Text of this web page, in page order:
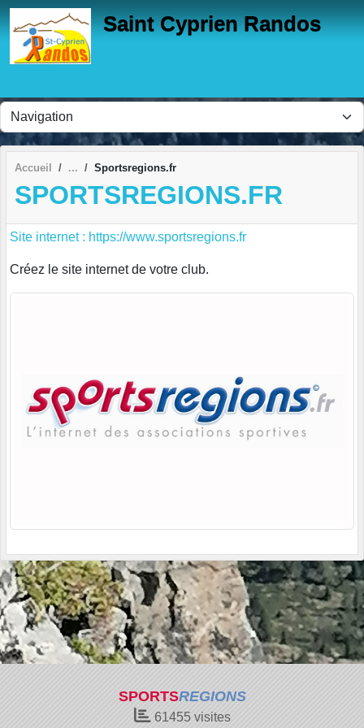
Saint Cyprien Randos
Accueil Sportsregions.fr
SPORTSREGIONS.FR
Site internet : https://www.sportsregions.fr
Créez le site internet de votre club.
SPORTSREGIONS
61455visites
Panneau de gestion des cookies